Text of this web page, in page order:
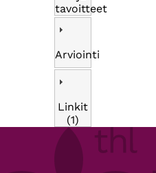
tavoitteet
Arviointi
Linkit
(1)